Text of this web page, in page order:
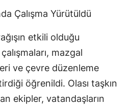
Çalışma Yürütüldü
etkili olduğu
mazgal
ve çevre düzenleme
öğrenildi. Olası taşkın
ekipler, vatandaşların